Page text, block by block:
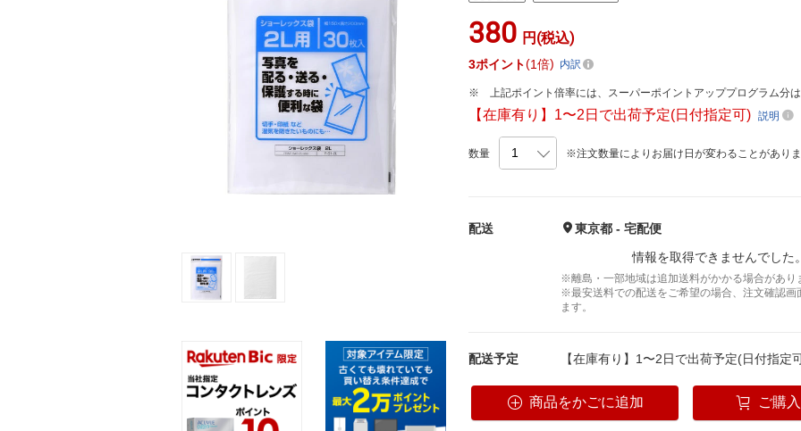
380 円(税込)
3ポイント 1倍 内訳
上記ポイント倍率には、スーパーポイントアッププログラム分
【在庫有り】1〜2日で出荷予定(日付指定可)説明
数量 ※注文数量によりお届け日が変わることがあり
配送
東京都 - 宅配便
情報を取得できませんでし
※離島・一部地域は追加送料がかかる場合があり
※最安送料での配送をご希望の場合、注文確認
ます。
配送予定 【在庫有り】1〜2日で出荷予定(日付指定
商品をかごに追加 ご購